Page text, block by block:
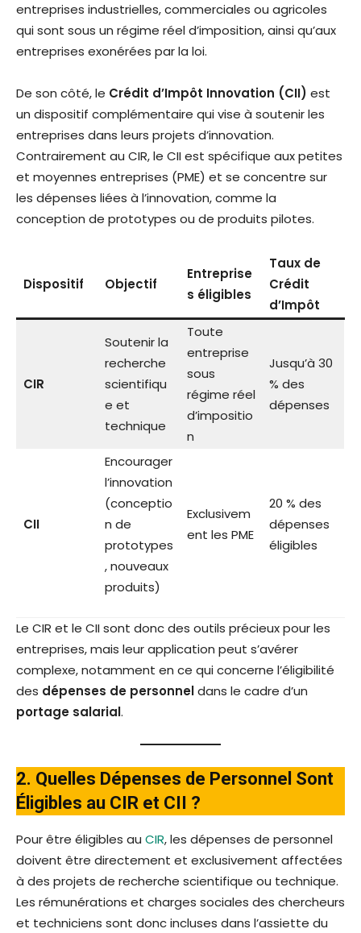
entreprises industrielles, commerciales ou agricoles
qui sont sous un régime réel d’imposition, ainsi qu’aux
entreprises exonérées par la loi.
De son côté, le Crédit d’Impôt Innovation (CII) est
un dispositif complémentaire qui vise à soutenir les
entreprises dans leurs projets d’innovation.
Contrairement au CIR, le CII est spécifique aux petites
et moyennes entreprises (PME) et se concentre sur
les dépenses liées à l’innovation, comme la
conception de prototypes ou de produits pilotes.
Dispositif Objectif
Entreprise
s éligibles
Taux de
Crédit
d’Impôt
CIR
Soutenir la
recherche
scientifiqu
e et
technique
Toute
entreprise
sous
régime réel
d’impositio
n
Jusqu’à 30
% des
dépenses
CII
Encourager
l’innovation
(conceptio
n de
prototypes
, nouveaux
produits)
Exclusivem
ent les PME
20 % des
dépenses
éligibles
Le CIR et le CII sont donc des outils précieux pour les
entreprises, mais leur application peut s’avérer
complexe, notamment en ce qui concerne l’éligibilité
des dépenses de personneldans le cadre d’un
portage salarial.
2. Quelles Dépenses de Personnel Sont
Éligibles au CIR et CII ?
Pour être éligibles au CIR, les dépenses de personnel
doivent être directement et exclusivement affectées
à des projets de recherche scientifique ou technique.
Les rémunérations et charges sociales des chercheurs
et techniciens sont donc incluses dans l’assiette du